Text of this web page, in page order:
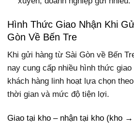
Hình Thức Giao Nhận Khi
Gòn Về Bến Tre
Khi gửi hàng từ Sài Gòn về Bến
nay cung cấp nhiều hình thức giao
khách hàng linh hoạt lựa chọn
thời gian và mức độ tiện lợi.
Giao tại kho – nhận tại kho (kho